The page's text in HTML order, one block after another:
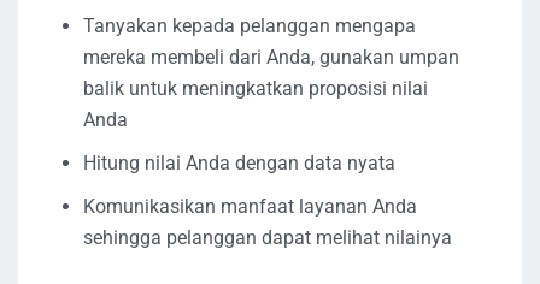
Tanyakan kepada pelanggan mengapa
mereka membeli dari Anda, gunakan umpan
balik untuk meningkatkan proposisi nilai
Anda
Hitung nilai Anda dengan data nyata
Komunikasikan manfaat layanan Anda
sehingga pelanggan dapat melihat nilainya